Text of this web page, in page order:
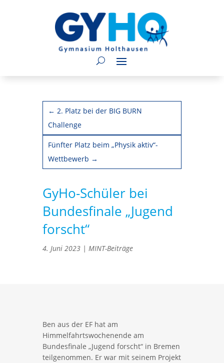
← 2. Platz bei der BIG BURN
Challenge
Fünfter Platz beim „Physik aktiv“-
Wettbewerb →
GyHo-Schüler bei
Bundesfinale „Jugend
forscht“
4. Juni 2023| MINT-Beiträge
Ben aus der EF hat am
Himmelfahrtswochenende am
Bundesfinale „Jugend forscht“ in Bremen
teilgenommen. Er war mit seinem Projekt